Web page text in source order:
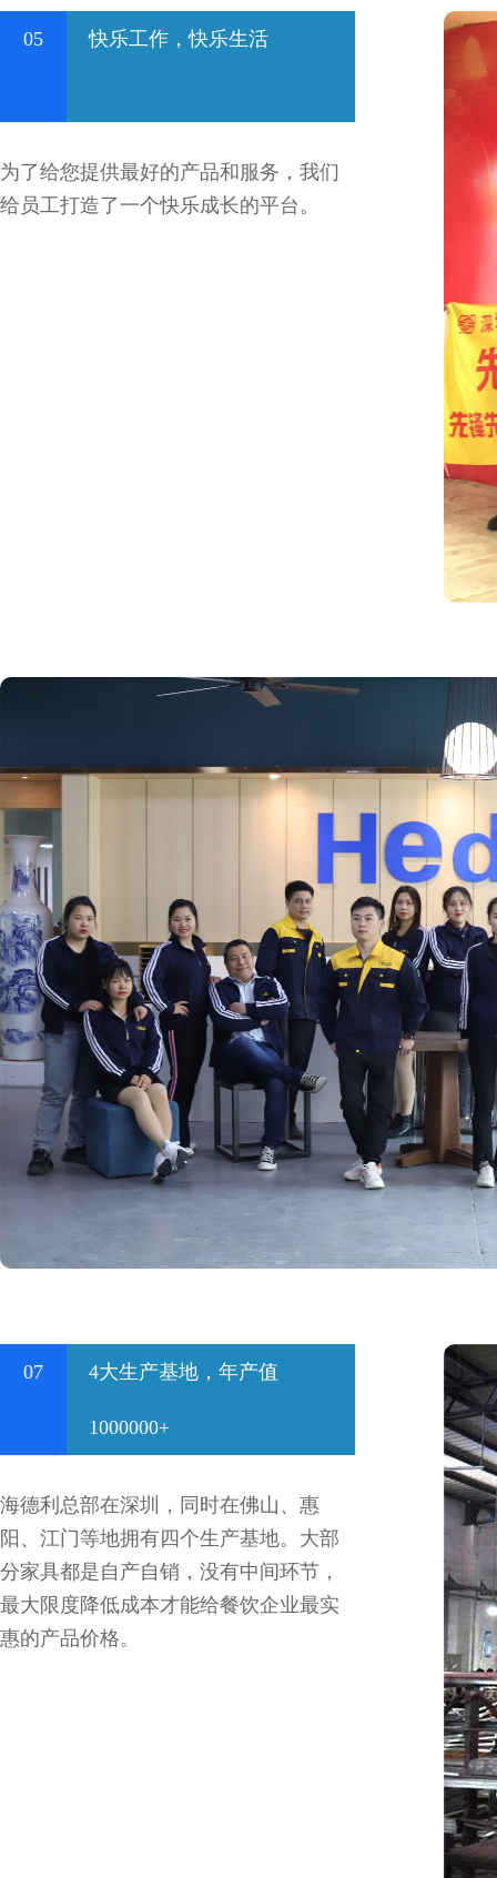
05 快乐工作，快乐生活
为了给您提供最好的产品和服务，我们
给员工打造了一个快乐成长的平台。
07 4大生产基地，年产值
1000000+
海德利总部在深圳，同时在佛山、惠
阳、江门等地拥有四个生产基地。大部
分家具都是自产自销，没有中间环节，
最大限度降低成本才能给餐饮企业最实
惠的产品价格。